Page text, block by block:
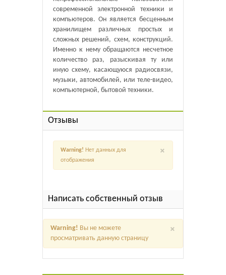
современной электронной техники и
компьютеров. Он является бесценным
хранилищем различных простых и
сложных решений, схем, конструкций.
Именно к нему обращаются несчетное
количество раз, разыскивая ту или
иную схему, касающуюся радиосвязи,
музыки, автомобилей, или теле-видео,
компьютерной, бытовой техники.
Отзывы
×
Warning! Нет данных для
отображения
Написать собственный отзыв
×
Warning! Вы не можете
просматривать данную страницу